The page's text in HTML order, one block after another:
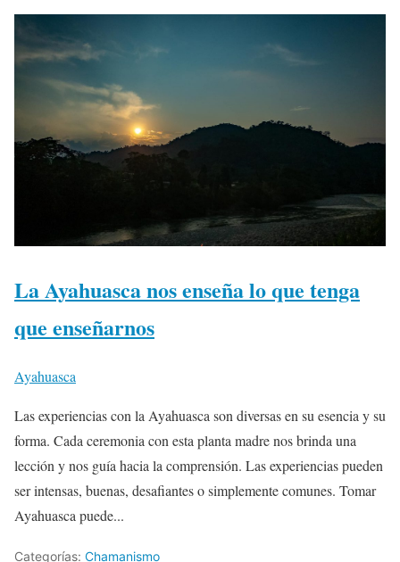
La Ayahuasca nos enseña lo que tenga
que enseñarnos
Ayahuasca
Las experiencias con la Ayahuasca son diversas en su esencia y su
forma. Cada ceremonia con esta planta madre nos brinda una
lección y nos guía hacia la comprensión. Las experiencias pueden
ser intensas, buenas, desafiantes o simplemente comunes. Tomar
Ayahuasca puede...
Categorías: Chamanismo